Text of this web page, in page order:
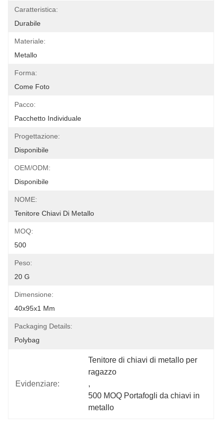
Caratteristica:
Durabile
Materiale:
Metallo
Forma:
Come Foto
Pacco:
Pacchetto Individuale
Progettazione:
Disponibile
OEM/ODM:
Disponibile
NOME:
Tenitore Chiavi Di Metallo
MOQ:
500
Peso:
20 G
Dimensione:
40x95x1 Mm
Packaging Details:
Polybag
Evidenziare:
Tenitore di chiavi di metallo per
ragazzo
,
500 MOQ Portafogli da chiavi in
metallo